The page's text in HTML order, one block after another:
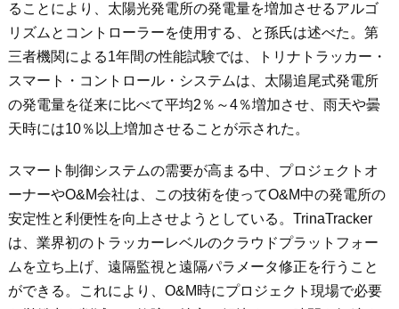
ることにより、太陽光発電所の発電量を増加させるアルゴ
リズムとコントローラーを使用する、と孫氏は述べた。第
三者機関による1年間の性能試験では、トリナトラッカー・
スマート・コントロール・システムは、太陽追尾式発電所
の発電量を従来に比べて平均2 ％～4％増加させ、雨天や曇
天時には10％以上増加させることが示された。
スマート制御システムの需要が高まる中、プロジェクトオ
ーナーやO&M会社は、この技術を使ってO&M中の発電所の
安定性と利便性を向上させようとしている。 TrinaTracker
は、業界初のトラッカーレベルのクラウドプラットフォー
ムを立ち上げ、遠隔監視と遠隔パラメータ修正を行うこと
ができる。これにより、 O&M時にプロジェクト現場で必要